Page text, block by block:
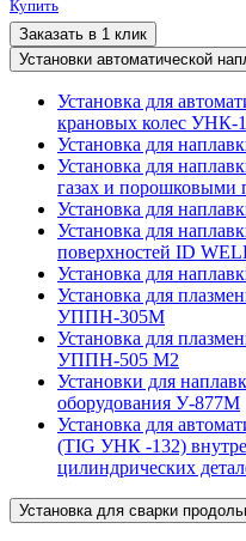
Купить
Заказать в 1 клик
Установки автоматической
Установка для
крановых колес УНК-
Установка для
Установка для
газах и
Установка для
Установка для
поверхностей ID
Установка для
Установка для
УППН-305М
Установка для
УППН-505 М2
Установки для
оборудования У-877М
Установка для
(TIG УНК -132)
цилиндрических
Установка для сварки